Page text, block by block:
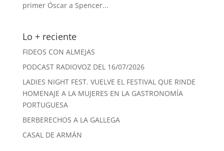
primer Óscar a Spencer...
Lo + reciente
FIDEOS CON ALMEJAS
PODCAST RADIOVOZ DEL 16/07/2026
LADIES NIGHT FEST. VUELVE EL FESTIVAL QUE RINDE
HOMENAJE A LA MUJERES EN LA GASTRONOMÍA
PORTUGUESA
BERBERECHOS A LA GALLEGA
CASAL DE ARMÁN